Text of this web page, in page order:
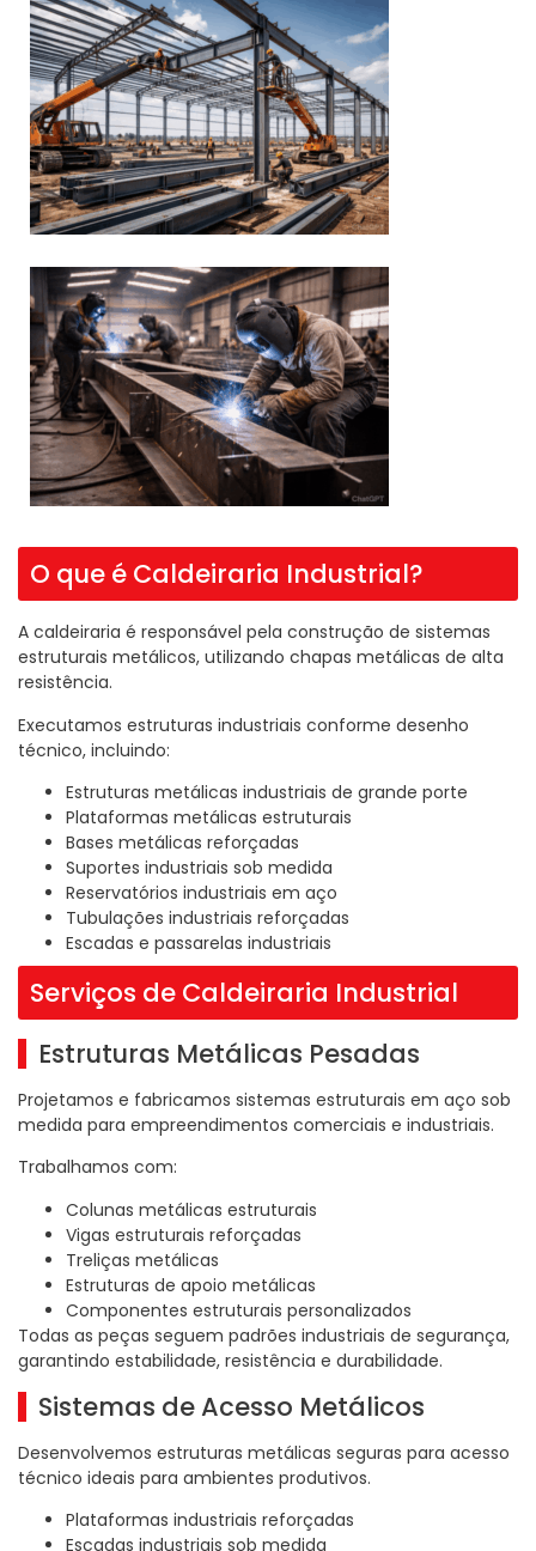
O que é Caldeiraria Industrial?
A caldeiraria é responsável pela construção de sistemas
estruturais metálicos, utilizando chapas metálicas de alta
resistência.
Executamos estruturas industriais conforme desenho
técnico, incluindo:
Estruturas metálicas industriais de grande porte
Plataformas metálicas estruturais
Bases metálicas reforçadas
Suportes industriais sob medida
Reservatórios industriais em aço
Tubulações industriais reforçadas
Escadas e passarelas industriais
Serviços de Caldeiraria Industrial
Estruturas Metálicas Pesadas
Projetamos e fabricamos sistemas estruturais em aço sob
medida para empreendimentos comerciais e industriais.
Trabalhamos com:
Colunas metálicas estruturais
Vigas estruturais reforçadas
Treliças metálicas
Estruturas de apoio metálicas
Componentes estruturais personalizados
Todas as peças seguem padrões industriais de segurança,
garantindo estabilidade, resistência e durabilidade.
Sistemas de Acesso Metálicos
Desenvolvemos estruturas metálicas seguras para acesso
técnico ideais para ambientes produtivos.
Plataformas industriais reforçadas
Escadas industriais sob medida